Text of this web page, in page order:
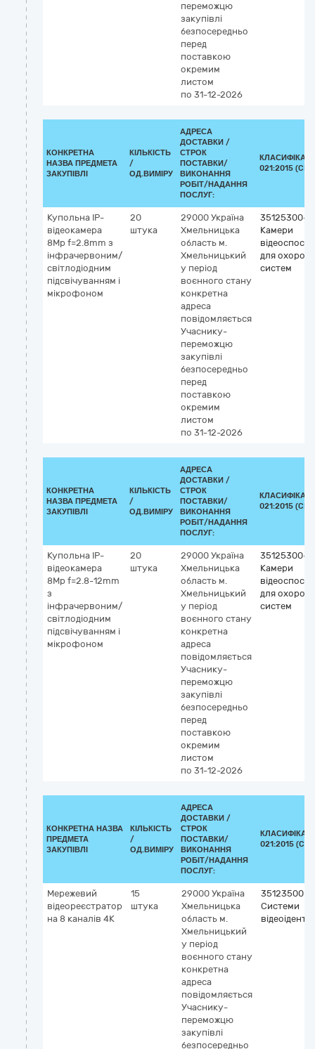
переможцю
закупівлі
безпосередньо
перед
поставкою
окремим
листом
по 31-12-2026
КОНКРЕТНА
НАЗВА ПРЕДМЕТА
ЗАКУПІВЛІ
КІЛЬКІСТЬ
/
ОД.ВИМІРУ
АДРЕСА
ДОСТАВКИ /
СТРОК
ПОСТАВКИ/
ВИКОНАННЯ
РОБІТ/НАДАННЯ
ПОСЛУГ:
021:2015
Купольна IP-
відеокамера
8Mp f=2.8mm з
інфрачервоним/
світлодіодним
підсвічуванням і
мікрофоном
20
штука
29000 Україна
Хмельницька
область м.
Хмельницький
у період
воєнного стану
конкретна
адреса
повідомляється
Учаснику-
переможцю
закупівлі
безпосередньо
перед
поставкою
окремим
листом
по 31-12-2026
35125300-2
Камери
для
систем
КОНКРЕТНА
НАЗВА ПРЕДМЕТА
ЗАКУПІВЛІ
КІЛЬКІСТЬ
/
ОД.ВИМІРУ
АДРЕСА
ДОСТАВКИ /
СТРОК
ПОСТАВКИ/
ВИКОНАННЯ
РОБІТ/НАДАННЯ
ПОСЛУГ:
021:2015
Купольна IP-
відеокамера
8Mp f=2.8-12mm
з
інфрачервоним/
світлодіодним
підсвічуванням і
мікрофоном
20
штука
29000 Україна
Хмельницька
область м.
Хмельницький
у період
воєнного стану
конкретна
адреса
повідомляється
Учаснику-
переможцю
закупівлі
безпосередньо
перед
поставкою
окремим
листом
по 31-12-2026
35125300-2
Камери
для
систем
КОНКРЕТНА НАЗВА
ПРЕДМЕТА
ЗАКУПІВЛІ
КІЛЬКІСТЬ
/
ОД.ВИМІРУ
АДРЕСА
ДОСТАВКИ /
СТРОК
ПОСТАВКИ/
ВИКОНАННЯ
РОБІТ/НАДАННЯ
ПОСЛУГ:
021:2015
Мережевий
відеореєстратор
на 8 каналів 4К
15
штука
29000 Україна
Хмельницька
область м.
Хмельницький
у період
воєнного стану
конкретна
адреса
повідомляється
Учаснику-
переможцю
закупівлі
безпосередньо
35123500-7
Системи